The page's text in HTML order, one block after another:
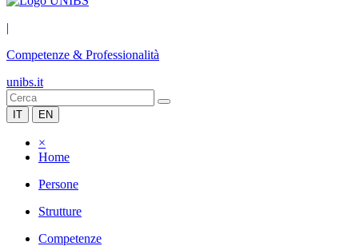
|
Competenze & Professionalità
unibs.it
IT EN
×
Home
Persone
Strutture
Competenze